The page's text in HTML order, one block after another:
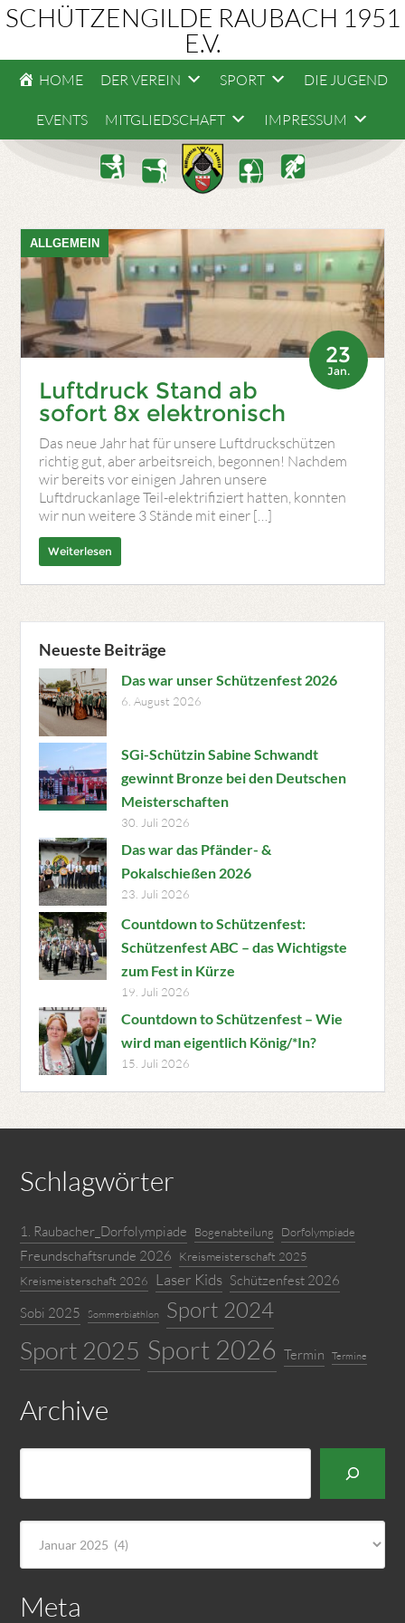
SCHÜTZENGILDE RAUBACH 1951
E.V.
HOME DER VEREIN SPORT DIE JUGEND
EVENTS MITGLIEDSCHAFT IMPRESSUM
ALLGEMEIN
23
Jan.
Luftdruck Stand ab
sofort 8x elektronisch
Das neue Jahr hat für unsere Luftdruckschützen
richtig gut, aber arbeitsreich, begonnen! Nachdem
wir bereits vor einigen Jahren unsere
Luftdruckanlage Teil-elektrifiziert hatten, konnten
wir nun weitere 3 Stände mit einer […]
Weiterlesen
Neueste Beiträge
Das war unser Schützenfest 2026
6. August 2026
SGi-Schützin Sabine Schwandt
gewinnt Bronze bei den Deutschen
Meisterschaften
30. Juli 2026
Das war das Pfänder- &
Pokalschießen 2026
23. Juli 2026
Countdown to Schützenfest:
Schützenfest ABC – das Wichtigste
zum Fest in Kürze
19. Juli 2026
Countdown to Schützenfest – Wie
wird man eigentlich König/*In?
15. Juli 2026
Schlagwörter
1. Raubacher_Dorfolympiade Bogenabteilung Dorfolympiade
Freundschaftsrunde 2026
Kreismeisterschaft 2025
Kreismeisterschaft 2026
Laser Kids Schützenfest 2026
Sobi 2025
Sommerbiathlon Sport 2024
Sport 2025 Sport 2026 Termin Termine
Archive
Meta